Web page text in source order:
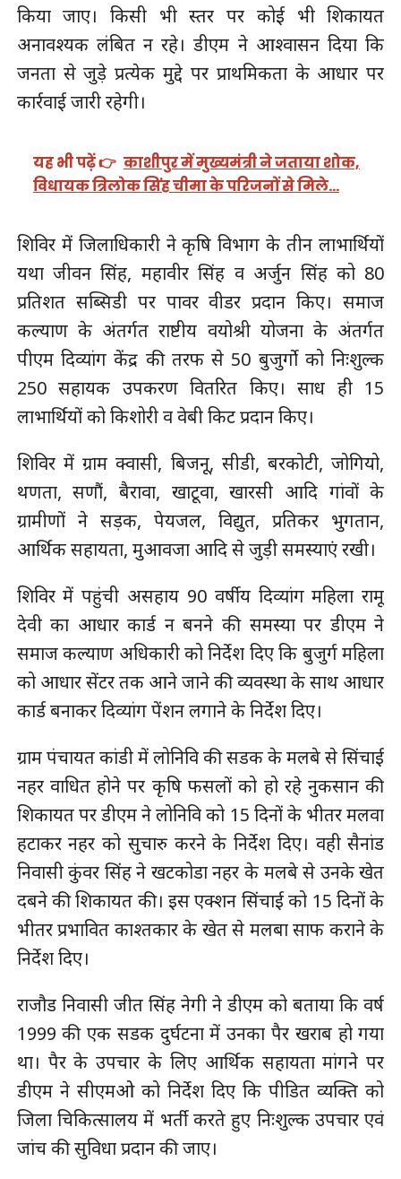
किया जाए। किसी भी स्तर पर कोई भी शिकायत
अनावश्यक लंबित न रहे। डीएम ने आश्वासन दिया कि
जनता से जुड़े प्रत्येक मुद्दे पर प्राथमिकता के आधार पर
कार्रवाई जारी रहेगी।
यह भी पढ़ें 👉 काशीपुर में मुख्यमंत्री ने जताया शोक,
विधायक त्रिलोक सिंह चीमा के परिजनों से मिले…
शिविर में जिलाधिकारी ने कृषि विभाग के तीन लाभार्थियों
यथा जीवन सिंह, महावीर सिंह व अर्जुन सिंह को 80
प्रतिशत सब्सिडी पर पावर वीडर प्रदान किए। समाज
कल्याण के अंतर्गत राष्टीय वयोश्री योजना के अंतर्गत
पीएम दिव्यांग केंद्र की तरफ से 50 बुजुर्गो को निःशुल्क
250 सहायक उपकरण वितरित किए। साध ही 15
लाभार्थियों को किशोरी व वेबी किट प्रदान किए।
शिविर में ग्राम क्वासी, बिजनू, सीडी, बरकोटी, जोगियो,
थणता, सणौं, बैरावा, खाटूवा, खारसी आदि गांवों के
ग्रामीणों ने सड़क, पेयजल, विद्युत, प्रतिकर भुगतान,
आर्थिक सहायता, मुआवजा आदि से जुड़ी समस्याएं रखी।
शिविर में पहुंची असहाय 90 वर्षीय दिव्यांग महिला रामू
देवी का आधार कार्ड न बनने की समस्या पर डीएम ने
समाज कल्याण अधिकारी को निर्देश दिए कि बुजुर्ग महिला
को आधार सेंटर तक आने जाने की व्यवस्था के साथ आधार
कार्ड बनाकर दिव्यांग पेंशन लगाने के निर्देश दिए।
ग्राम पंचायत कांडी में लोनिवि की सडक के मलबे से सिंचाई
नहर वाधित होने पर कृषि फसलों को हो रहे नुकसान की
शिकायत पर डीएम ने लोनिवि को 15 दिनों के भीतर मलवा
हटाकर नहर को सुचारु करने के निर्देश दिए। वही सैनांड
निवासी कुंवर सिंह ने खटकोडा नहर के मलबे से उनके खेत
दबने की शिकायत की। इस एक्शन सिंचाई को 15 दिनों के
भीतर प्रभावित काश्तकार के खेत से मलबा साफ कराने के
निर्देश दिए।
राजौड निवासी जीत सिंह नेगी ने डीएम को बताया कि वर्ष
1999 की एक सडक दुर्घटना में उनका पैर खराब हो गया
था। पैर के उपचार के लिए आर्थिक सहायता मांगने पर
डीएम ने सीएमओ को निर्देश दिए कि पीडित व्यक्ति को
जिला चिकित्सालय में भर्ती करते हुए निःशुल्क उपचार एवं
जांच की सुविधा प्रदान की जाए।